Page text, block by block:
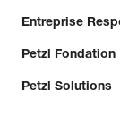
Entreprise
Petzl Fondation
Petzl Solutions